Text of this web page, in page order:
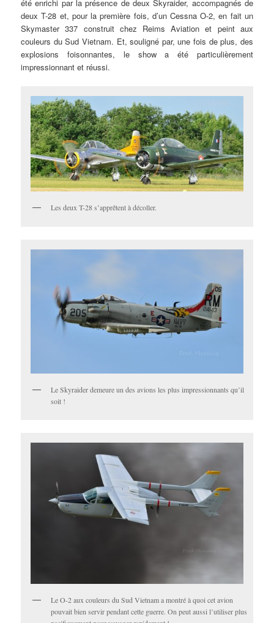
été enrichi par la présence de deux Skyraider, accompagnés de
deux T-28 et, pour la première fois, d’un Cessna O-2, en fait un
Skymaster 337 construit chez Reims Aviation et peint aux
couleurs du Sud Vietnam. Et, souligné par, une fois de plus, des
explosions foisonnantes, le show a été particulièrement
impressionnant et réussi.
Les deux T-28 s’apprêtent à décoller.
Le Skyraider demeure un des avions les plus impressionnants qu’il
soit !
Le O-2 aux couleurs du Sud Vietnam a montré à quoi cet avion
pouvait bien servir pendant cette guerre. On peut aussi l’utiliser plus